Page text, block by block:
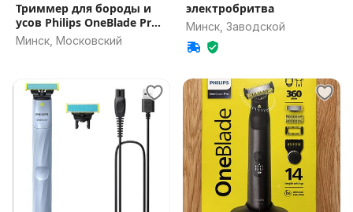
Триммер для бороды и
усов Philips OneBlade Pro
QP6551/15
Минск, Московский
электробритва
Минск, Заводской